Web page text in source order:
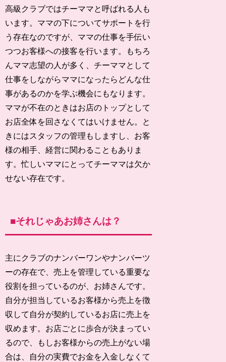
高級クラブではチーママと呼ばれる人も
います。ママの下についてサポートを行
う存在なのですが、ママの仕事を手伝い
つつお客様への接客を行います。もちろ
んママ志望の人が多く、チーママとして
仕事をしながらママになったらどんな仕
事があるのかを学ぶ機会にもなります。
ママが不在のときはお店のトップとして
お店全体を回さなくてはいけません。と
きにはスタッフの管理もしますし、お客
様の相手、経営に関わることもありま
す。忙しいママにとってチーママは欠か
せない存在です。
■それじゃあお姉さんは？
主にクラブのナンバーワンやナンバーツ
ーの存在で、売上を管理している重要な
役割を担っているのが、お姉さんです。
自分が担当しているお客様から売上を徴
収して自分が契約しているお店に売上を
収めます。お店ごとに歩合が決まってい
るので、もしお客様からの売上がない場
合は、自分の実費でお金を入金しなくて